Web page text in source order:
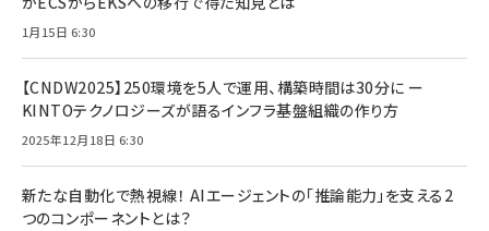
1月15日 6:30
【CNDW2025】250環境を5人で運用、構築時間は30分に ー
KINTOテクノロジーズが語るインフラ基盤組織の作り方
2025年12月18日 6:30
新たな自動化で熱視線！ AIエージェントの「推論能力」を支える2
つのコンポーネントとは？